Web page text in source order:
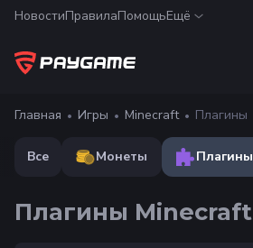
НовостиПравилаПомощьЕщё
Главная Игры Minecraft Плагины
Все Монеты Плагины
Плагины Minecraft